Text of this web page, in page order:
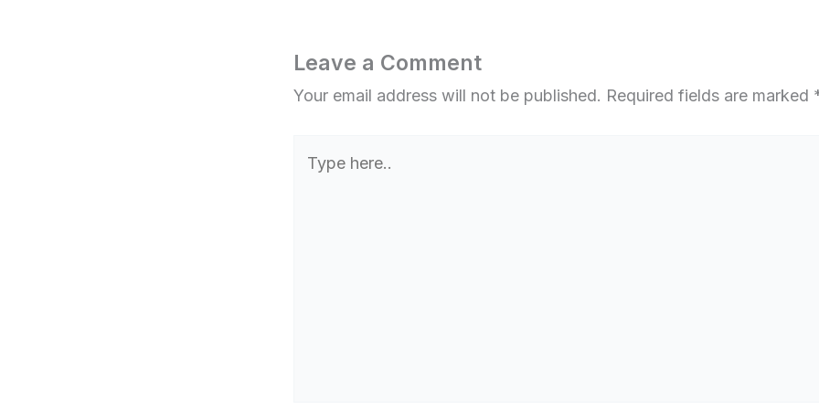
Leave a Comment
Your email address will not be published. Required fields are marked
here..